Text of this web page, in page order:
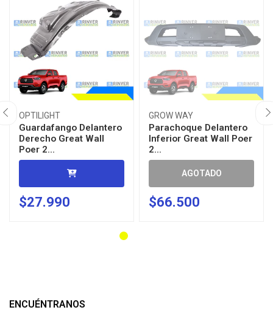
OPTILIGHT
Guardafango Delantero
Derecho Great Wall
Poer 2...
$27.990
GROW WAY
Parachoque Delantero
Inferior Great Wall Poer
2...
AGOTADO
$66.500
ENCUÉNTRANOS